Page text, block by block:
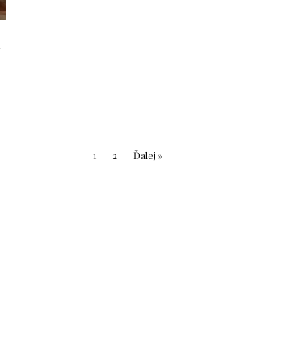
1 2 Ďalej »